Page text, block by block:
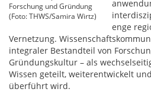
Forschung und Gründung
(Foto: THWS/Samira Wirtz)
enge
Vernetzung.
integraler Bestandteil von
Gründungskultur – als
Wissen geteilt, weiterentwickelt
überführt wird.